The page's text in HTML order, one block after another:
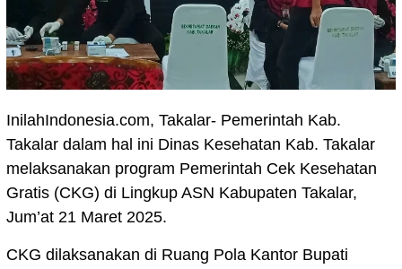
InilahIndonesia.com, Takalar- Pemerintah Kab.
Takalar dalam hal ini Dinas Kesehatan Kab. Takalar
melaksanakan program Pemerintah Cek Kesehatan
Gratis (CKG) di Lingkup ASN Kabupaten Takalar,
Jum’at 21 Maret 2025.
CKG dilaksanakan di Ruang Pola Kantor Bupati